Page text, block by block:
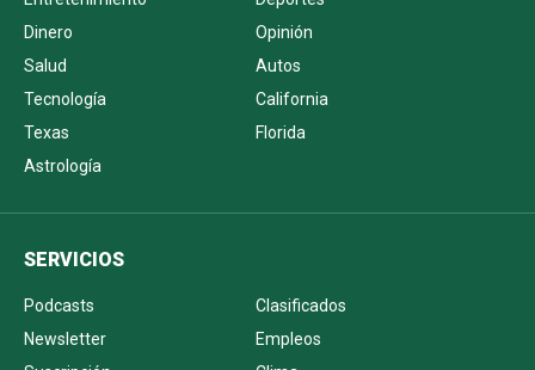
Dinero
Opinión
Salud
Autos
Tecnología
California
Texas
Florida
Astrología
SERVICIOS
Podcasts
Clasificados
Newsletter
Empleos